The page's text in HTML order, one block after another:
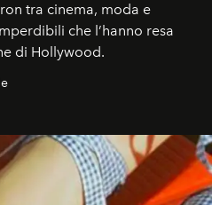
tra cinema, moda e
che l’hanno resa
di Hollywood.